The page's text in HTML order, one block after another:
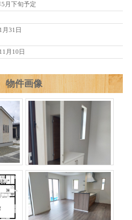
月下旬予定
月31日
月10日
物件画像